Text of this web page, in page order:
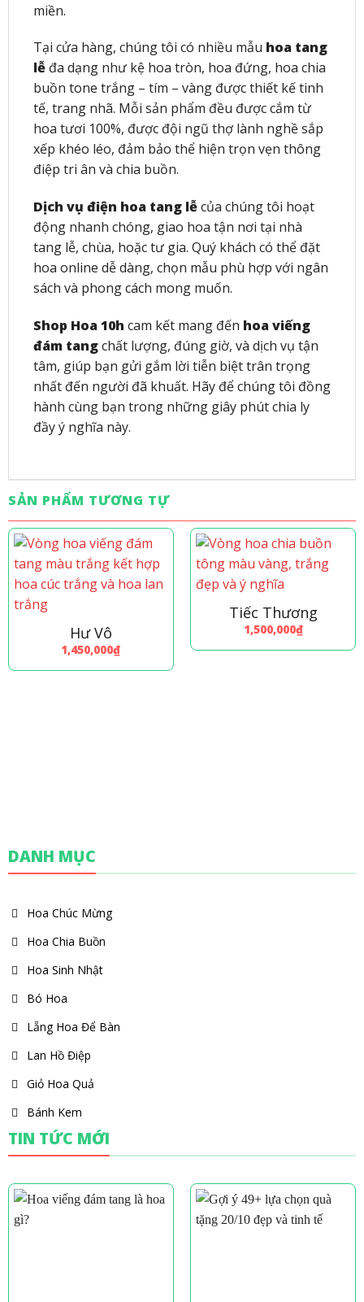
miền.
Tại cửa hàng, chúng tôi có nhiều mẫu hoa tang
lễđa dạng như kệ hoa tròn, hoa đứng, hoa chia
buồn tone trắng – tím – vàng được thiết kế tinh
tế, trang nhã. Mỗi sản phẩm đều được cắm từ
hoa tươi 100%, được đội ngũ thợ lành nghề sắp
xếp khéo léo, đảm bảo thể hiện trọn vẹn thông
điệp tri ân và chia buồn.
Dịch vụ điện hoa tang lễcủa chúng tôi hoạt
động nhanh chóng, giao hoa tận nơi tại nhà
tang lễ, chùa, hoặc tư gia. Quý khách có thể đặt
hoa online dễ dàng, chọn mẫu phù hợp với ngân
sách và phong cách mong muốn.
Shop Hoa 10h cam kết mang đến hoa viếng
đám tangchất lượng, đúng giờ, và dịch vụ tận
tâm, giúp bạn gửi gắm lời tiễn biệt trân trọng
nhất đến người đã khuất. Hãy để chúng tôi đồng
hành cùng bạn trong những giây phút chia ly
đầy ý nghĩa này.
SẢN PHẨM TƯƠNG TỰ
Hư Vô
1,450,000₫
Tiếc Thương
1,500,000₫
DANH MỤC
Hoa Chúc Mừng
Hoa Chia Buồn
Hoa Sinh Nhật
Bó Hoa
Lẵng Hoa Để Bàn
Lan Hồ Điệp
Giỏ Hoa Quả
Bánh Kem
TIN TỨC MỚI